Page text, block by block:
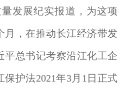
发展纪实报道，为这项
月，在推动长江经济带发
平总书记考察沿江化工企
保护法2021年3月1日正式